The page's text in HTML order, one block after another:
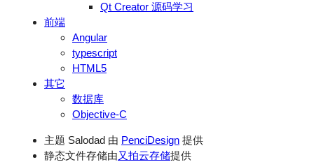
Qt Creator 源码学习
前端
Angular
typescript
HTML5
其它
数据库
Objective-C
主题 Salodad 由 PenciDesign 提供
静态文件存储由又拍云存储提供